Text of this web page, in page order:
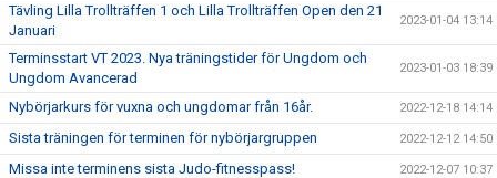
Tävling Lilla Trollträffen 1 och Lilla Trollträffen Open den 21
Januari
2023-01-04 13:14
Terminsstart VT 2023. Nya träningstider för Ungdom och
Ungdom Avancerad
2023-01-03 18:39
Nybörjarkurs för vuxna och ungdomar från 16år. 2022-12-18 14:14
Sista träningen för terminen för nybörjargruppen 2022-12-12 14:50
Missa inte terminens sista Judo-fitnesspass! 2022-12-07 10:37